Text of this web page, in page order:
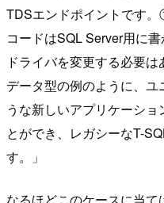
TDSエンドポイントです
コードはSQL Server用に
ドライバを変更する必要
データ型の例のように、
うな新しいアプリケーシ
とができ、レガシーなT-
す。」
なるほどこのケースに当